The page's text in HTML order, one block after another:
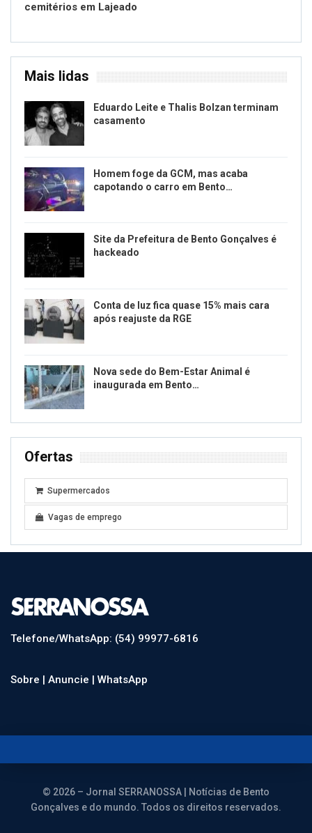
cemitérios em Lajeado
Mais lidas
Eduardo Leite e Thalis Bolzan terminam
casamento
Homem foge da GCM, mas acaba
capotando o carro em Bento…
Site da Prefeitura de Bento Gonçalves é
hackeado
Conta de luz fica quase 15% mais cara
após reajuste da RGE
Nova sede do Bem-Estar Animal é
inaugurada em Bento…
Ofertas
Supermercados
Vagas de emprego
Telefone/WhatsApp: (54) 99977-6816
Sobre | Anuncie | WhatsApp
© 2026 – Jornal SERRANOSSA | Notícias de Bento
Gonçalves e do mundo. Todos os direitos reservados.